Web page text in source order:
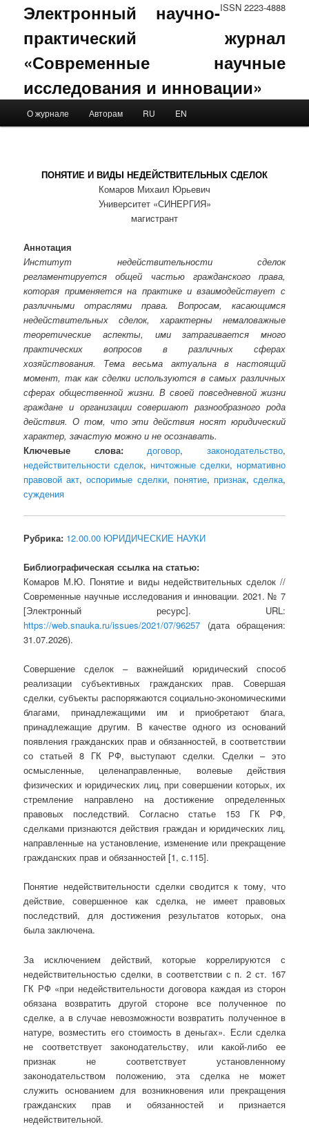
ISSN 2223-4888
Электронный научно-
практический журнал
«Современные научные
исследования и инновации»
Skip to primary content
Skip to secondary content
О журнале Авторам RU EN
ПОНЯТИЕ И ВИДЫ НЕДЕЙСТВИТЕЛЬНЫХ СДЕЛОК
Комаров Михаил Юрьевич
Университет «СИНЕРГИЯ»
магистрант
Аннотация
Институт недействительности сделок
регламентируется общей частью гражданского права,
которая применяется на практике и взаимодействует с
различными отраслями права. Вопросам, касающимся
недействительных сделок, характерны немаловажные
теоретические аспекты, ими затрагивается много
практических вопросов в различных сферах
хозяйствования. Тема весьма актуальна в настоящий
момент, так как сделки используются в самых различных
сферах общественной жизни. В своей повседневной жизни
граждане и организации совершают разнообразного рода
действия. О том, что эти действия носят юридический
характер, зачастую можно и не осознавать.
Ключевые слова:
договор, законодательство,
недействительности сделок, ничтожные сделки, нормативно
правовой акт,оспоримые сделки, понятие, признак, сделка,
суждения
Рубрика: 12.00.00 ЮРИДИЧЕСКИЕ НАУКИ
Библиографическая ссылка на статью:
Комаров М.Ю. Понятие и виды недействительных сделок //
Современные научные исследования и инновации. 2021. № 7
[Электронный ресурс]. URL:
https://web.snauka.ru/issues/2021/07/96257 (дата обращения:
31.07.2026).
Совершение сделок – важнейший юридический способ
реализации субъективных гражданских прав. Совершая
сделки, субъекты распоряжаются социально-экономическими
благами, принадлежащими им и приобретают блага,
принадлежащие другим. В качестве одного из оснований
появления гражданских прав и обязанностей, в соответствии
со статьей 8 ГК РФ, выступают сделки. Сделки – это
осмысленные, целенаправленные, волевые действия
физических и юридических лиц, при совершении которых, их
стремление направлено на достижение определенных
правовых последствий. Согласно статье 153 ГК РФ,
сделками признаются действия граждан и юридических лиц,
направленные на установление, изменение или прекращение
гражданских прав и обязанностей [1, с.115].
Понятие недействительности сделки сводится к тому, что
действие, совершенное как сделка, не имеет правовых
последствий, для достижения результатов которых, она
была заключена.
За исключением действий, которые коррелируются с
недействительностью сделки, в соответствии с п. 2 ст. 167
ГК РФ «при недействительности договора каждая из сторон
обязана возвратить другой стороне все полученное по
сделке, а в случае невозможности возвратить полученное в
натуре, возместить его стоимость в деньгах». Если сделка
не соответствует законодательству, или какой-либо ее
признак не соответствует установленному
законодательством положению, эта сделка не может
служить основанием для возникновения или прекращения
гражданских прав и обязанностей и признается
недействительной.